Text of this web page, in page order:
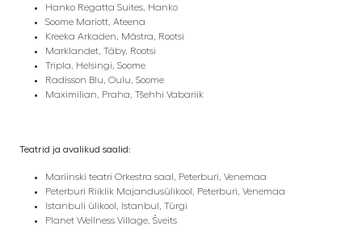
Hanko Regatta Suites, Hanko
Soome Mariott, Ateena
Kreeka Arkaden, Mästra, Rootsi
Marklandet, Täby, Rootsi
Tripla, Helsingi, Soome
Radisson Blu, Oulu, Soome
Maximilian, Praha, Tšehhi Vabariik
Teatrid ja avalikud saalid:
Mariinski teatri Orkestra saal, Peterburi, Venemaa
Peterburi Riiklik Majandusülikool, Peterburi, Venemaa
Istanbuli ülikool, Istanbul, Türgi
Planet Wellness Village, Šveits